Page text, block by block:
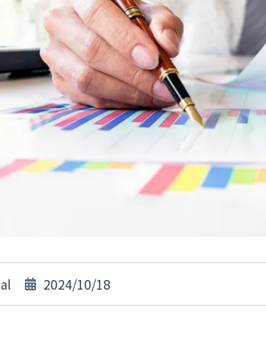
2024/10/18